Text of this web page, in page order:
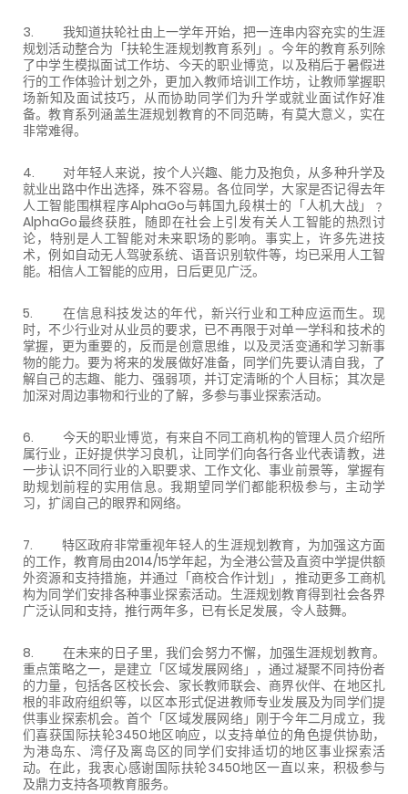
3. 我知道扶轮社由上一学年开始，把一连串内容充实的生涯
规划活动整合为「扶轮生涯规划教育系列」。今年的教育系列除
了中学生模拟面试工作坊、今天的职业博览，以及稍后于暑假进
行的工作体验计划之外，更加入教师培训工作坊，让教师掌握职
场新知及面试技巧，从而协助同学们为升学或就业面试作好准
备。教育系列涵盖生涯规划教育的不同范畴，有莫大意义，实在
非常难得。
4. 对年轻人来说，按个人兴趣、能力及抱负，从多种升学及
就业出路中作出选择，殊不容易。各位同学，大家是否记得去年
人工智能围棋程序AlphaGo与韩国九段棋士的「人机大战」﹖
AlphaGo最终获胜，随即在社会上引发有关人工智能的热烈讨
论，特别是人工智能对未来职场的影响。事实上，许多先进技
术，例如自动无人驾驶系统、语音识别软件等，均已采用人工智
能。相信人工智能的应用，日后更见广泛。
5. 在信息科技发达的年代，新兴行业和工种应运而生。现
时，不少行业对从业员的要求，已不再限于对单一学科和技术的
掌握，更为重要的，反而是创意思维，以及灵活变通和学习新事
物的能力。要为将来的发展做好准备，同学们先要认清自我，了
解自己的志趣、能力、强弱项，并订定清晰的个人目标；其次是
加深对周边事物和行业的了解，多参与事业探索活动。
6. 今天的职业博览，有来自不同工商机构的管理人员介绍所
属行业，正好提供学习良机，让同学们向各行各业代表请教，进
一步认识不同行业的入职要求、工作文化、事业前景等，掌握有
助规划前程的实用信息。我期望同学们都能积极参与，主动学
习，扩阔自己的眼界和网络。
7. 特区政府非常重视年轻人的生涯规划教育，为加强这方面
的工作，教育局由2014/15学年起，为全港公营及直资中学提供额
外资源和支持措施，并通过「商校合作计划」，推动更多工商机
构为同学们安排各种事业探索活动。生涯规划教育得到社会各界
广泛认同和支持，推行两年多，已有长足发展，令人鼓舞。
8. 在未来的日子里，我们会努力不懈，加强生涯规划教育。
重点策略之一，是建立「区域发展网络」，通过凝聚不同持份者
的力量，包括各区校长会、家长教师联会、商界伙伴、在地区扎
根的非政府组织等，以区本形式促进教师专业发展及为同学们提
供事业探索机会。首个「区域发展网络」刚于今年二月成立，我
们喜获国际扶轮3450地区响应，以支持单位的角色提供协助，
为港岛东、湾仔及离岛区的同学们安排适切的地区事业探索活
动。在此，我衷心感谢国际扶轮3450地区一直以来，积极参与
及鼎力支持各项教育服务。